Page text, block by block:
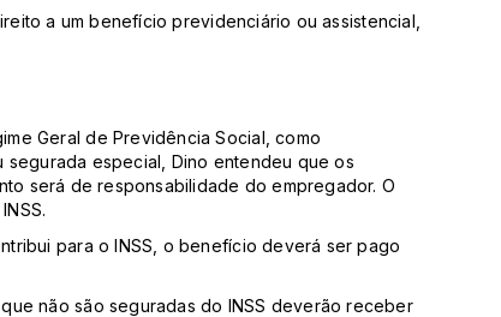
a um benefício previdenciário ou assistencial,
Geral de Previdência Social, como
especial, Dino entendeu que os
será de responsabilidade do empregador. O
para o INSS, o benefício deverá ser pago
não são seguradas do INSS deverão receber